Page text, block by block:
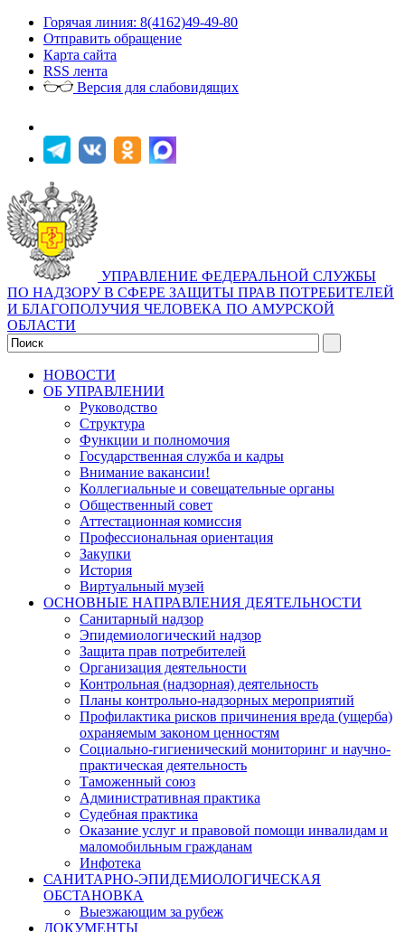
Горячая линия: 8(4162)49-49-80
Отправить обращение
Карта сайта
RSS лента
Версия для слабовидящих
УПРАВЛЕНИЕ ФЕДЕРАЛЬНОЙ СЛУЖБЫ
ПО НАДЗОРУ В СФЕРЕ ЗАЩИТЫ ПРАВ ПОТРЕБИТЕЛЕЙ
И БЛАГОПОЛУЧИЯ ЧЕЛОВЕКА ПО АМУРСКОЙ
ОБЛАСТИ
НОВОСТИ
ОБ УПРАВЛЕНИИ
Руководство
Структура
Функции и полномочия
Государственная служба и кадры
Внимание вакансии!
Коллегиальные и совещательные органы
Общественный совет
Аттестационная комиссия
Профессиональная ориентация
Закупки
История
Виртуальный музей
ОСНОВНЫЕ НАПРАВЛЕНИЯ ДЕЯТЕЛЬНОСТИ
Санитарный надзор
Эпидемиологический надзор
Защита прав потребителей
Организация деятельности
Контрольная (надзорная) деятельность
Планы контрольно-надзорных мероприятий
Профилактика рисков причинения вреда (ущерба)
охраняемым законом ценностям
Социально-гигиенический мониторинг и научно-
практическая деятельность
Таможенный союз
Административная практика
Судебная практика
Оказание услуг и правовой помощи инвалидам и
маломобильным гражданам
Инфотека
САНИТАРНО-ЭПИДЕМИОЛОГИЧЕСКАЯ
ОБСТАНОВКА
Выезжающим за рубеж
ДОКУМЕНТЫ